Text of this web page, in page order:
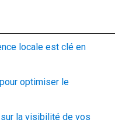
locale est clé en
optimiser le
la visibilité de vos